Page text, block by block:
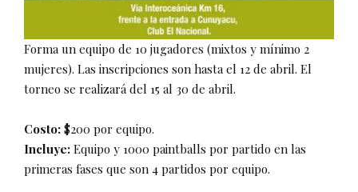
Forma un equipo de 10 jugadores (mixtos y mínimo 2
mujeres). Las inscripciones son hasta el 12 de abril. El
torneo se realizará del 15 al 30 de abril.
Costo: $200 por equipo.
Incluye: Equipo y 1000 paintballs por partido en las
primeras fases que son 4 partidos por equipo.